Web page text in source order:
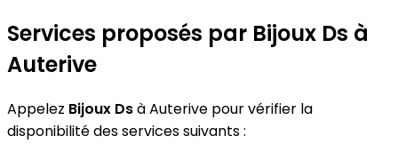
Services proposés par Bijoux Ds à
Auterive
Appelez Bijoux Dsà Auterive pour vérifier la
disponibilité des services suivants :